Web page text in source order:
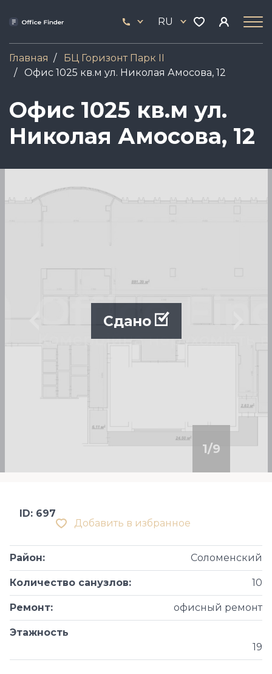
содержанию
444
17
RU
Главная
БЦ Горизонт Парк ІІ
Офис 1025 кв.м ул. Николая Амосова, 12
Офис 1025 кв.м ул.
Николая Амосова, 12
1/9
Сдано
Добавить в избранное
ID: 697
Район: Соломенский
Количество санузлов: 10
Ремонт: офисный ремонт
Этажность
19